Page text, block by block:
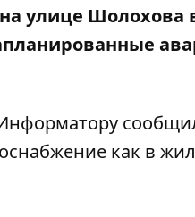
улице Шолохова
как в